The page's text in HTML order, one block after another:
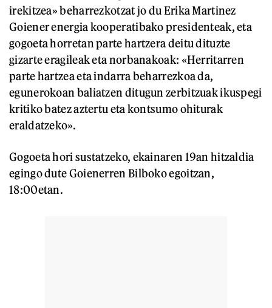
irekitzea» beharrezkotzat jo du Erika Martinez
Goiener energia kooperatibako presidenteak, eta
gogoeta horretan parte hartzera deitu dituzte
gizarte eragileak eta norbanakoak: «Herritarren
parte hartzea eta indarra beharrezkoa da,
egunerokoan baliatzen ditugun zerbitzuak ikuspegi
kritiko batez aztertu eta kontsumo ohiturak
eraldatzeko».
Gogoeta hori sustatzeko, ekainaren 19an hitzaldia
egingo dute Goienerren Bilboko egoitzan,
18:00etan.